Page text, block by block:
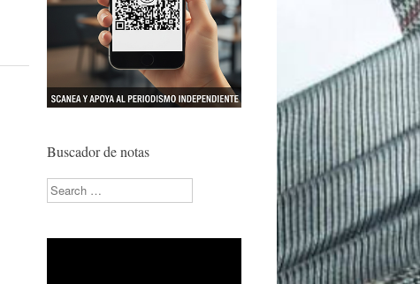
Buscador de notas
Search